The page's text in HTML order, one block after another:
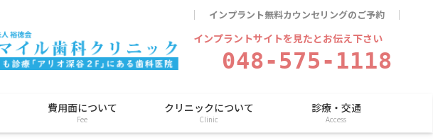
インプラント無料カウンセリングのご予約
インプラントサイトを見たとお伝え下さい
048-575-1118
費用面について
Fee
クリニックについて
Clinic
診療・交通
Access